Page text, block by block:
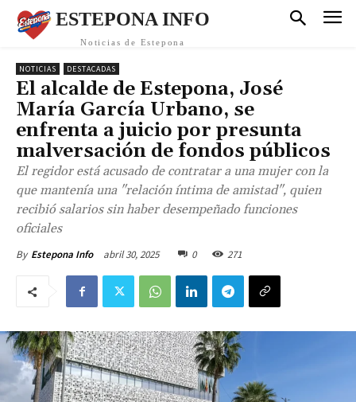
ESTEPONA INFO
Noticias de Estepona
NOTICIAS DESTACADAS
El alcalde de Estepona, José
María García Urbano, se
enfrenta a juicio por presunta
malversación de fondos públicos
El regidor está acusado de contratar a una mujer con la
que mantenía una "relación íntima de amistad", quien
recibió salarios sin haber desempeñado funciones
oficiales
By Estepona Info abril 30, 2025 0 271